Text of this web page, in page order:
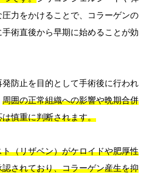
力をかけることで、コラーゲンの
術直後から早期に始めることが効
防止を目的として手術後に行われ
周囲の正常組織への影響や晩期合併
慎重に判断されます。
ト（リザベン）がケロイドや肥厚性
されており、コラーゲン産生を抑